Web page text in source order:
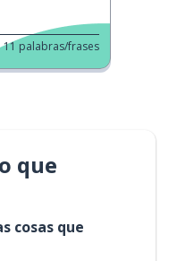
11 palabras/frases
que
cosas que